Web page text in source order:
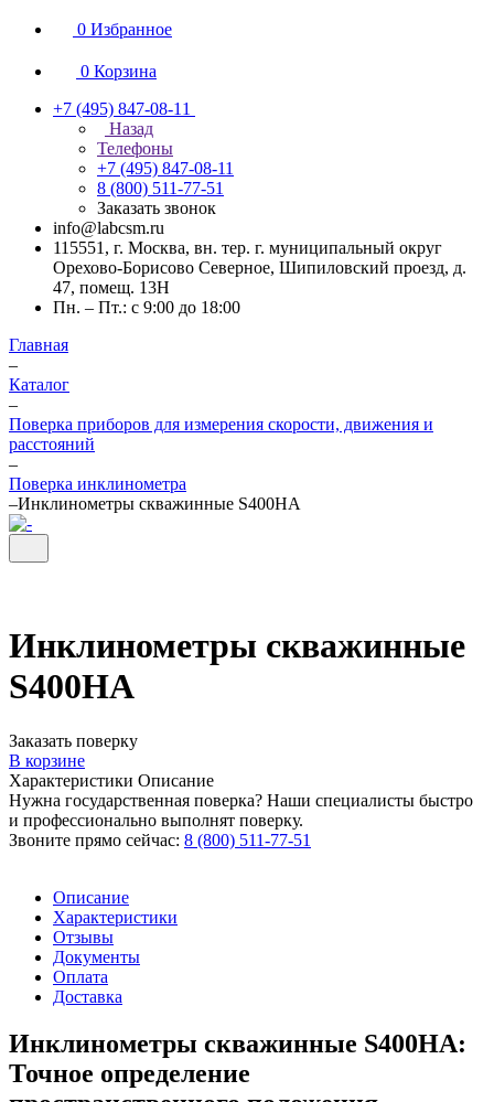
0 Избранное
0 Корзина
+7 (495) 847-08-11
Назад
Телефоны
+7 (495) 847-08-11
8 (800) 511-77-51
Заказать звонок
info@labcsm.ru
115551, г. Москва, вн. тер. г. муниципальный округ
Орехово-Борисово Северное, Шипиловский проезд, д.
47, помещ. 13Н
Пн. – Пт.: с 9:00 до 18:00
Главная
–
Каталог
–
Поверка приборов для измерения скорости, движения и
расстояний
–
Поверка инклинометра
–Инклинометры скважинные S400HA
Инклинометры скважинные
S400HA
Заказать поверку
В корзине
Характеристики Описание
Нужна государственная поверка? Наши специалисты быстро
и профессионально выполнят поверку.
Звоните прямо сейчас: 8 (800) 511-77-51
Описание
Характеристики
Отзывы
Документы
Оплата
Доставка
Инклинометры скважинные S400HA:
Точное определение